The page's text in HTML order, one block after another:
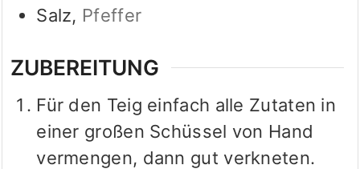
Salz, Pfeffer
ZUBEREITUNG
Für den Teig einfach alle Zutaten in
einer großen Schüssel von Hand
vermengen, dann gut verkneten.